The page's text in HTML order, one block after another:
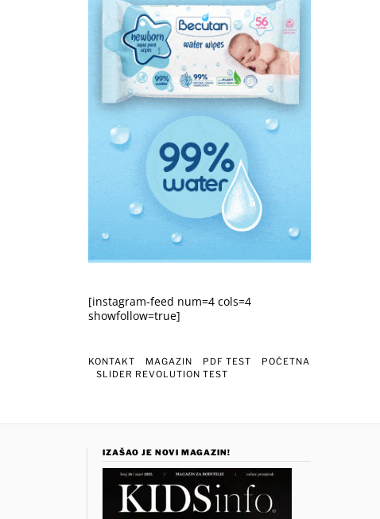
[instagram-feed num=4 cols=4
showfollow=true]
KONTAKT MAGAZIN PDF TEST
POČETNA
SLIDER REVOLUTION TEST
IZAŠAO JE NOVI MAGAZIN!